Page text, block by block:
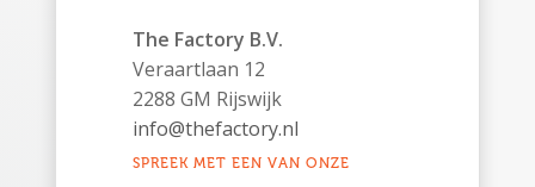
The Factory B.V.
Veraartlaan 12
2288 GM Rijswijk
info@thefactory.nl
SPREEK MET EEN VAN ONZE